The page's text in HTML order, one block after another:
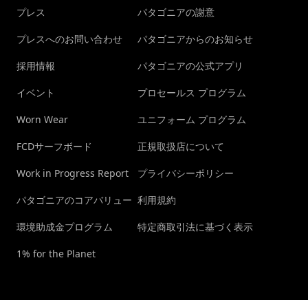
プレス
プレスへのお問い合わせ
採用情報
イベント
Worn Wear
FCDサーフボード
Work in Progress Report
パタゴニアのコアバリュー
環境助成金プログラム
1% for the Planet
パタゴニアの謝意
パタゴニアからのお知らせ
パタゴニアの公式アプリ
プロセールス プログラム
ユニフォーム プログラム
正規取扱店について
プライバシーポリシー
利用規約
特定商取引法に基づく表示